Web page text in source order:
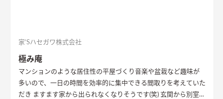
家’Sハセガワ株式会社
極み庵
マンションのような居住性の平屋づくり音楽や盆栽など趣味が
多いので、一日の時間を効率的に集中できる間取りを考えていた
だき ますます家から出られなくなりそうです(笑) 玄関から別室を